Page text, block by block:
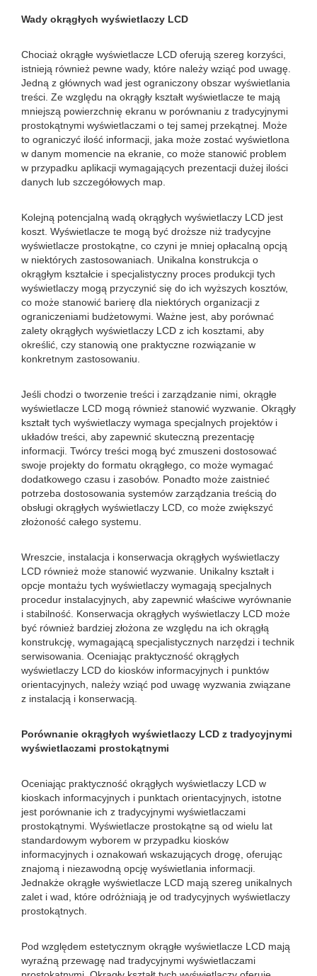
Wady okrągłych wyświetlaczy LCD
Chociaż okrągłe wyświetlacze LCD oferują szereg korzyści,
istnieją również pewne wady, które należy wziąć pod uwagę.
Jedną z głównych wad jest ograniczony obszar wyświetlania
treści. Ze względu na okrągły kształt wyświetlacze te mają
mniejszą powierzchnię ekranu w porównaniu z tradycyjnymi
prostokątnymi wyświetlaczami o tej samej przekątnej. Może
to ograniczyć ilość informacji, jaka może zostać wyświetlona
w danym momencie na ekranie, co może stanowić problem
w przypadku aplikacji wymagających prezentacji dużej ilości
danych lub szczegółowych map.
Kolejną potencjalną wadą okrągłych wyświetlaczy LCD jest
koszt. Wyświetlacze te mogą być droższe niż tradycyjne
wyświetlacze prostokątne, co czyni je mniej opłacalną opcją
w niektórych zastosowaniach. Unikalna konstrukcja o
okrągłym kształcie i specjalistyczny proces produkcji tych
wyświetlaczy mogą przyczynić się do ich wyższych kosztów,
co może stanowić barierę dla niektórych organizacji z
ograniczeniami budżetowymi. Ważne jest, aby porównać
zalety okrągłych wyświetlaczy LCD z ich kosztami, aby
określić, czy stanowią one praktyczne rozwiązanie w
konkretnym zastosowaniu.
Jeśli chodzi o tworzenie treści i zarządzanie nimi, okrągłe
wyświetlacze LCD mogą również stanowić wyzwanie. Okrągły
kształt tych wyświetlaczy wymaga specjalnych projektów i
układów treści, aby zapewnić skuteczną prezentację
informacji. Twórcy treści mogą być zmuszeni dostosować
swoje projekty do formatu okrągłego, co może wymagać
dodatkowego czasu i zasobów. Ponadto może zaistnieć
potrzeba dostosowania systemów zarządzania treścią do
obsługi okrągłych wyświetlaczy LCD, co może zwiększyć
złożoność całego systemu.
Wreszcie, instalacja i konserwacja okrągłych wyświetlaczy
LCD również może stanowić wyzwanie. Unikalny kształt i
opcje montażu tych wyświetlaczy wymagają specjalnych
procedur instalacyjnych, aby zapewnić właściwe wyrównanie
i stabilność. Konserwacja okrągłych wyświetlaczy LCD może
być również bardziej złożona ze względu na ich okrągłą
konstrukcję, wymagającą specjalistycznych narzędzi i technik
serwisowania. Oceniając praktyczność okrągłych
wyświetlaczy LCD do kiosków informacyjnych i punktów
orientacyjnych, należy wziąć pod uwagę wyzwania związane
z instalacją i konserwacją.
Porównanie okrągłych wyświetlaczy LCD z tradycyjnymi
wyświetlaczami prostokątnymi
Oceniając praktyczność okrągłych wyświetlaczy LCD w
kioskach informacyjnych i punktach orientacyjnych, istotne
jest porównanie ich z tradycyjnymi wyświetlaczami
prostokątnymi. Wyświetlacze prostokątne są od wielu lat
standardowym wyborem w przypadku kiosków
informacyjnych i oznakowań wskazujących drogę, oferując
znajomą i niezawodną opcję wyświetlania informacji.
Jednakże okrągłe wyświetlacze LCD mają szereg unikalnych
zalet i wad, które odróżniają je od tradycyjnych wyświetlaczy
prostokątnych.
Pod względem estetycznym okrągłe wyświetlacze LCD mają
wyraźną przewagę nad tradycyjnymi wyświetlaczami